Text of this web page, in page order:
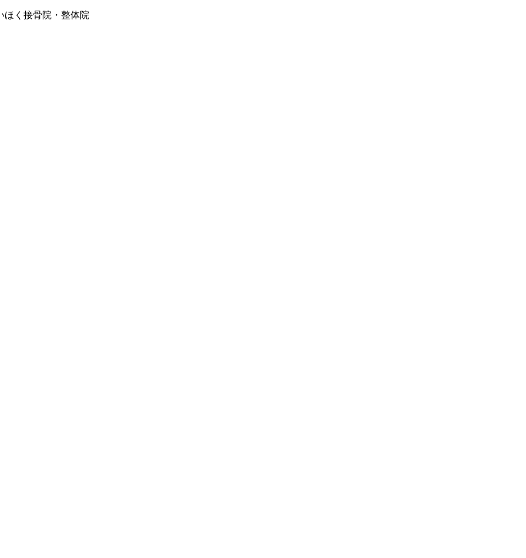
ほく接骨院・整体院